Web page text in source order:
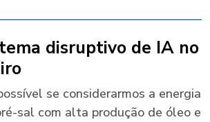
disruptivo de IA no
se considerarmos a energia
sal com alta produção de óleo e